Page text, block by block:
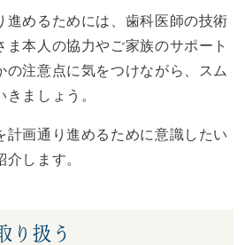
進めるためには、歯科医師の技術
ま本人の協力やご家族のサポート
の注意点に気をつけながら、スム
ましょう。
計画通り進めるために意識したい
します。
り扱う